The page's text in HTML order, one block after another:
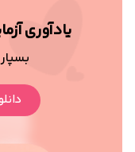
یادآوری